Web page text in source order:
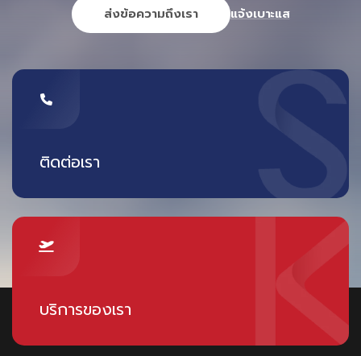
ส่งข้อความถึงเรา แจ้งเบาะแส
ติดต่อเรา
บริการของเรา